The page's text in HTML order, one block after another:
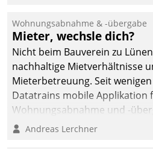
und Beschwerde-Management
ein.
Wohnungsabnahme & -übergabe
Mieter, wechsle dich?
Nicht beim Bauverein zu
nachhaltige Mietverhältnisse
Mieterbetreuung. Seit
Datatrains mobile Applikation
Wohnungsabnahme und -
Mieter wohlgeordnet kommen
Andreas Lerchner